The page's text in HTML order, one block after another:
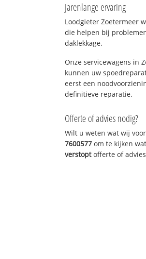
Jarenlange ervaring
Loodgieter Zoetermeer
die helpen bij
daklekkage.
Onze servicewagens in
kunnen uw
eerst een
definitieve reparatie.
Offerte of advies nodig?
Wilt u weten wat wij
7600577 om te kijken
verstoptofferte of